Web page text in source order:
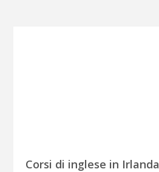
Corsi di inglese in Irlanda